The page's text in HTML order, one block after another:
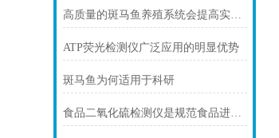
高质量的斑马鱼养殖系统会提高实验结果的准确性
ATP荧光检测仪广泛应用的明显优势
斑马鱼为何适用于科研
食品二氧化硫检测仪是规范食品进入市场的“利器”